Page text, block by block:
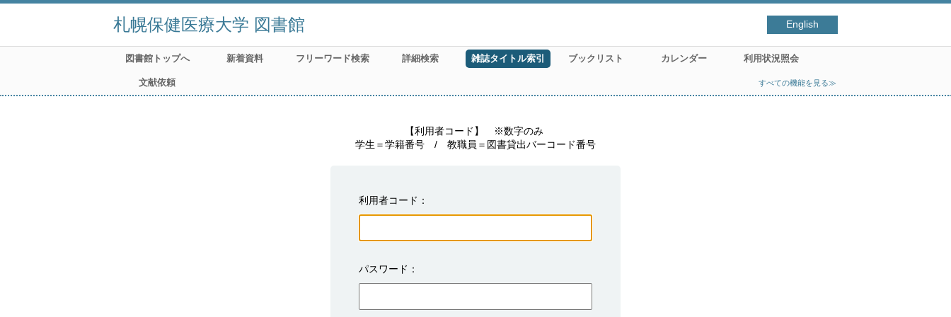
札幌保健医療大学 図書館 English
図書館トップへ 新着資料 フリーワード検索 詳細検索 雑誌タイトル索引 ブックリスト カレンダー 利用状況照会
文献依頼 すべての機能を見る≫
【利用者コード】　※数字のみ
学生＝学籍番号　/　教職員＝図書貸出バーコード番号
利用者コード
パスワード